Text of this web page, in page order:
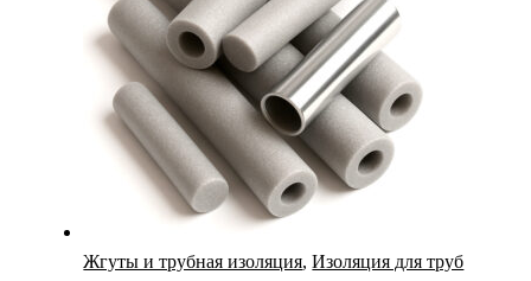
Жгуты и трубная изоляция,Изоляция для труб